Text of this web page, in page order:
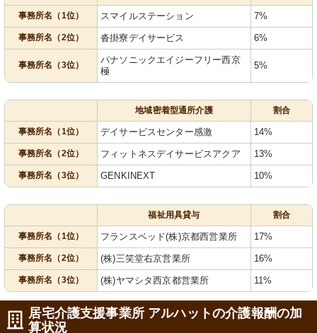
事務所名（1位） スマイルステーション 7%
事務所名（2位） 沓掛寮デイサービス 6%
事務所名（3位）
パナソニックエイジーフリー西京
極
5%
地域密着型通所介護 割合
事務所名（1位） デイサービスセンター感激 14%
事務所名（2位） フィットネスデイサービスアクア 13%
事務所名（3位） GENKINEXT 10%
福祉用具貸与 割合
事務所名（1位） フランスベッド(株)京都西営業所 17%
事務所名（2位） (株)三笑堂右京営業所 16%
事務所名（3位） (株)ヤマシタ西京都営業所 11%
居宅介護支援事業所 アルハットの介護報酬の加
算状況